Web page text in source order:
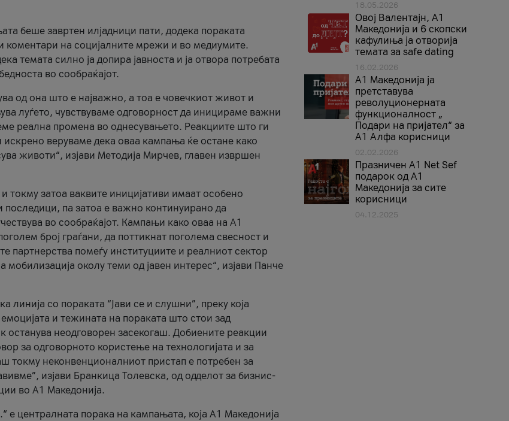
беше завртен илјадници пати, додека пораката
на социјалните мрежи и во медиумите.
темата силно ја допира јавноста и ја отвора потребата
во сообраќајот.
од она што е најважно, а тоа е човечкиот живот и
луѓето, чувствуваме одговорност да иницираме важни
реална промена во однесувањето. Реакциите што ги
веруваме дека оваа кампања ќе остане како
животи“, изјави Методија Мирчев, главен извршен
токму затоа ваквите иницијативи имаат особено
па затоа е важно континуирано да
во сообраќајот. Кампањи како оваа на A1
број граѓани, да поттикнат поголема свесност и
партнерства помеѓу институциите и реалниот сектор
околу теми од јавен интерес“, изјави Панче
со пораката “Јави се и слушни”, преку која
и тежината на пораката што стои зад
останува неодговорен засекогаш. Добиените реакции
за одговорното користење на технологијата и за
токму неконвенционалниот пристап е потребен за
изјави Бранкица Толевска, од одделот за бизнис-
во А1 Македонија.
е централната порака на кампањата, која A1 Македонија
18.05.2026
Овој Валентајн, A1
Македонија и 6 скопски
кафулиња ја отворија
темата за safe dating
16.02.2026
А1 Македонија ја
претставува
револуционерната
функционалност „
Подари на пријател“ за
А1 Алфа корисници
02.02.2026
Празничен A1 Net Sеf
подарок од А1
Македонија за сите
корисници
04.12.2025